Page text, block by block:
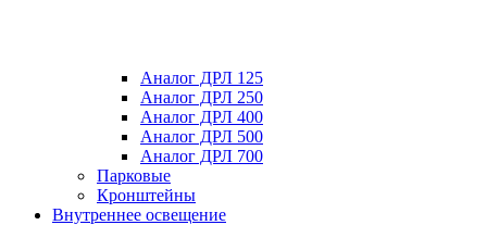
Аналог ДРЛ 125
Аналог ДРЛ 250
Аналог ДРЛ 400
Аналог ДРЛ 500
Аналог ДРЛ 700
Парковые
Кронштейны
Внутреннее освещение